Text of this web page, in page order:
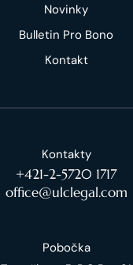
Novinky
Bulletin Pro Bono
Kontakt
Kontakty
+421-2-5720 1717
office@ulclegal.com
Pobočka